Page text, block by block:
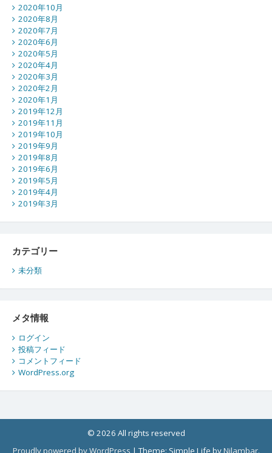
2020年10月
2020年8月
2020年7月
2020年6月
2020年5月
2020年4月
2020年3月
2020年2月
2020年1月
2019年12月
2019年11月
2019年10月
2019年9月
2019年8月
2019年6月
2019年5月
2019年4月
2019年3月
カテゴリー
未分類
メタ情報
ログイン
投稿フィード
コメントフィード
WordPress.org
© 2026 All rights reserved
Proudly powered by WordPress |Theme: Simple Life byNilambar.